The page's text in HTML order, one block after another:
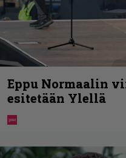
Eppu Normaalin
esitetään Ylellä